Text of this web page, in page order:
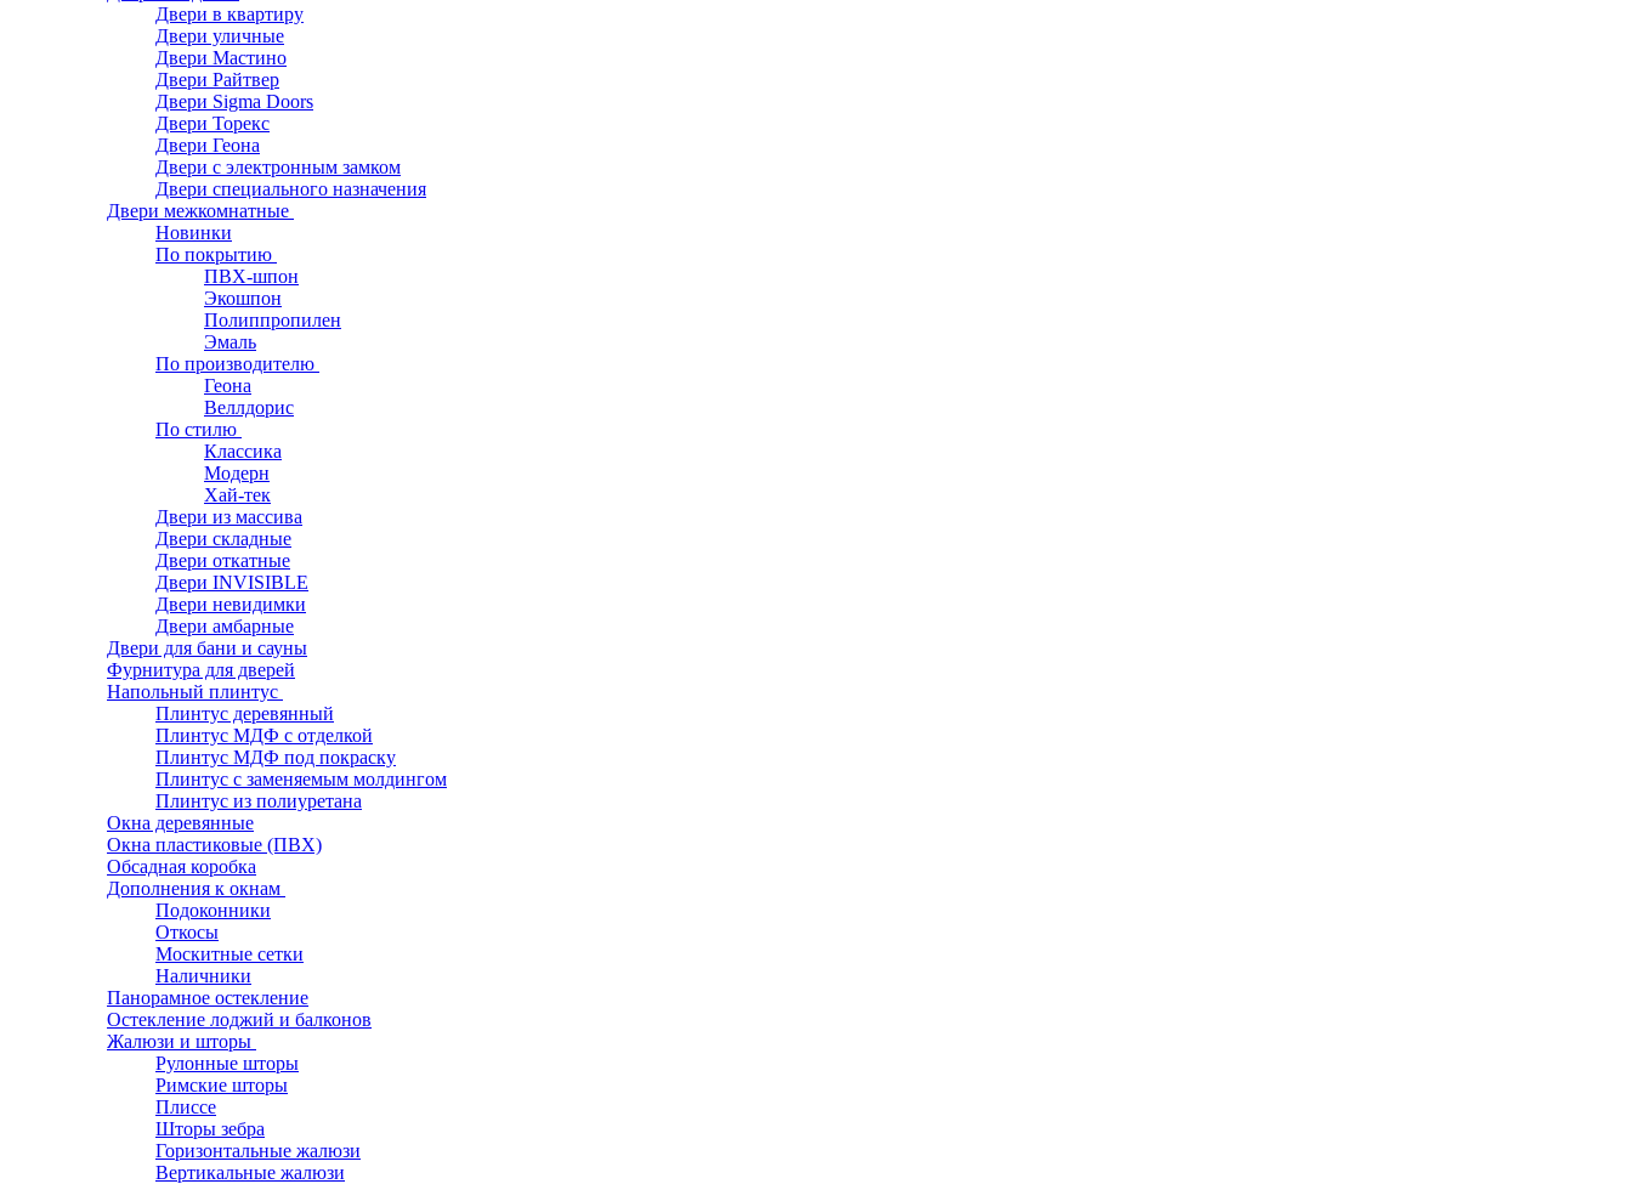
Двери в квартиру
Двери уличные
Двери Мастино
Двери Райтвер
Двери Sigma Doors
Двери Торекс
Двери Геона
Двери с электронным замком
Двери специального назначения
Двери межкомнатные
Новинки
По покрытию
ПВХ-шпон
Экошпон
Полиппропилен
Эмаль
По производителю
Геона
Веллдорис
По стилю
Классика
Модерн
Хай-тек
Двери из массива
Двери складные
Двери откатные
Двери INVISIBLE
Двери невидимки
Двери амбарные
Двери для бани и сауны
Фурнитура для дверей
Напольный плинтус
Плинтус деревянный
Плинтус МДФ с отделкой
Плинтус МДФ под покраску
Плинтус с заменяемым молдингом
Плинтус из полиуретана
Окна деревянные
Окна пластиковые (ПВХ)
Обсадная коробка
Дополнения к окнам
Подоконники
Откосы
Москитные сетки
Наличники
Панорамное остекление
Остекление лоджий и балконов
Жалюзи и шторы
Рулонные шторы
Римские шторы
Плиссе
Шторы зебра
Горизонтальные жалюзи
Вертикальные жалюзи